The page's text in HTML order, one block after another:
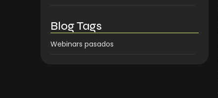
Blog Tags
Webinars pasados